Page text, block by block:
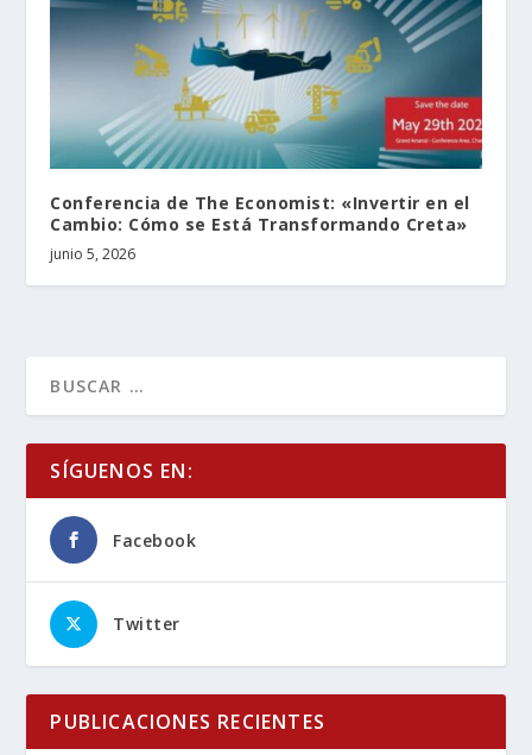
Conferencia de The Economist: «Invertir en el
Cambio: Cómo se Está Transformando Creta»
junio 5, 2026
SÍGUENOS EN:
Facebook
Twitter
PUBLICACIONES RECIENTES